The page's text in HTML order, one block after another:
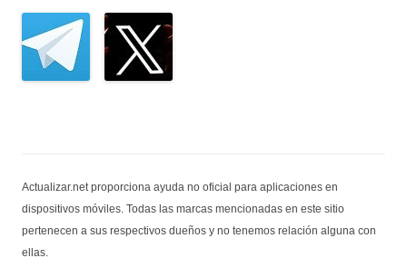
Actualizar.net proporciona ayuda no oficial para aplicaciones en
dispositivos móviles. Todas las marcas mencionadas en este sitio
pertenecen a sus respectivos dueños y no tenemos relación alguna con
ellas.